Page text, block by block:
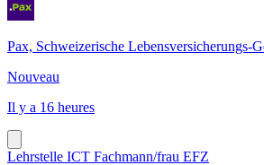
Pax, Schweizerische Lebensversicherungs-
Nouveau
Il y a 16 heures
Lehrstelle ICT Fachmann/frau EFZ